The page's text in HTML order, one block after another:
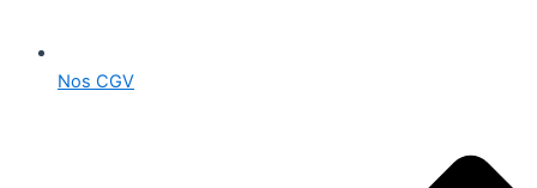
Nos CGV